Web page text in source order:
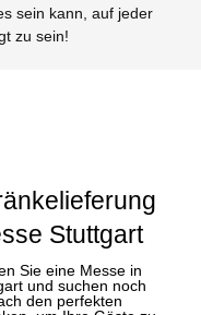
sein kann, auf jeder
zu sein!
Stuttgart
Sie eine Messe in
und suchen noch
den perfekten